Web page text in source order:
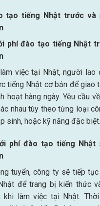
tạo tiếng Nhật trước và
phí đào tạo tiếng Nhật
việc tại Nhật, người lao
tiếng Nhật cơ bản để giao
hoạt hàng ngày. Yêu cầu
nhau tùy theo từng loại
sinh, hoặc kỹ năng đặc biệt.
phí đào tạo tiếng Nhật
tuyển, công ty sẽ tiếp
để trang bị kiến thức
khi làm việc tại Nhật.